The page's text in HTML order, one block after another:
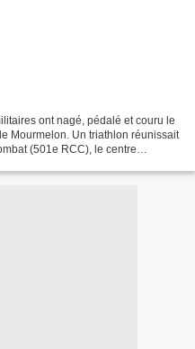
ont nagé, pédalé et couru le
Mourmelon. Un triathlon réunissait
(501e RCC), le centre